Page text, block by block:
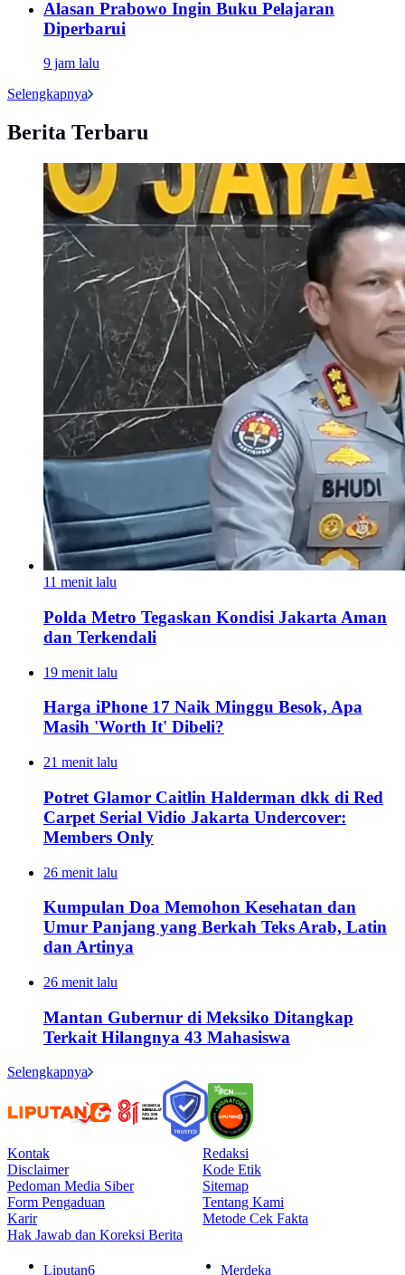
Alasan Prabowo Ingin Buku Pelajaran
Diperbarui
9 jam lalu
Selengkapnya
Berita Terbaru
11 menit lalu
Polda Metro Tegaskan Kondisi Jakarta Aman
dan Terkendali
19 menit lalu
Harga iPhone 17 Naik Minggu Besok, Apa
Masih 'Worth It' Dibeli?
21 menit lalu
Potret Glamor Caitlin Halderman dkk di Red
Carpet Serial Vidio Jakarta Undercover:
Members Only
26 menit lalu
Kumpulan Doa Memohon Kesehatan dan
Umur Panjang yang Berkah Teks Arab, Latin
dan Artinya
26 menit lalu
Mantan Gubernur di Meksiko Ditangkap
Terkait Hilangnya 43 Mahasiswa
Selengkapnya
Kontak
Redaksi
Disclaimer
Kode Etik
Pedoman Media Siber
Sitemap
Form Pengaduan
Tentang Kami
Karir
Metode Cek Fakta
Hak Jawab dan Koreksi Berita
Liputan6 Merdeka